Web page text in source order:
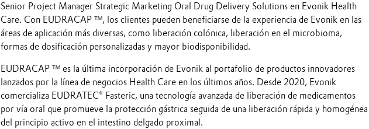
Senior Project Manager Strategic Marketing Oral Drug Delivery Solutions en Evonik Health
Care. Con EUDRACAP ™, los clientes pueden beneficiarse de la experiencia de Evonik en las
áreas de aplicación más diversas, como liberación colónica, liberación en el microbioma,
formas de dosificación personalizadas y mayor biodisponibilidad.
EUDRACAP ™ es la última incorporación de Evonik al portafolio de productos innovadores
lanzados por la línea de negocios Health Care en los últimos años. Desde 2020, Evonik
comercializa EUDRATEC® Fasteric, una tecnología avanzada de liberación de medicamentos
por vía oral que promueve la protección gástrica seguida de una liberación rápida y homogénea
del principio activo en el intestino delgado proximal.